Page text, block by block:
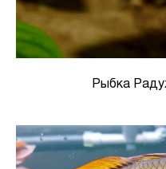
Рыбка